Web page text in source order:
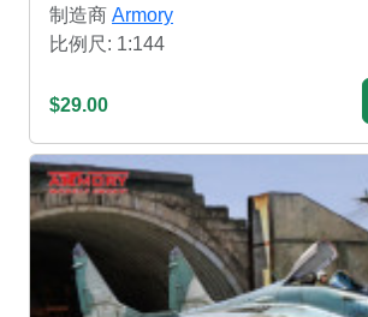
制造商 Armory
比例尺: 1:144
$29.00